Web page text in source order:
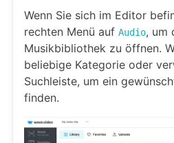
Wenn Sie sich im Editor
rechten Menü auf Audio, um
Musikbibliothek zu öffnen.
beliebige Kategorie oder
Suchleiste, um ein
finden.